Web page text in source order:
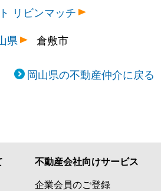
リビンマッチ
県 倉敷市
岡山県の不動産仲介に戻る
不動産会社向けサービス
企業会員のご登録